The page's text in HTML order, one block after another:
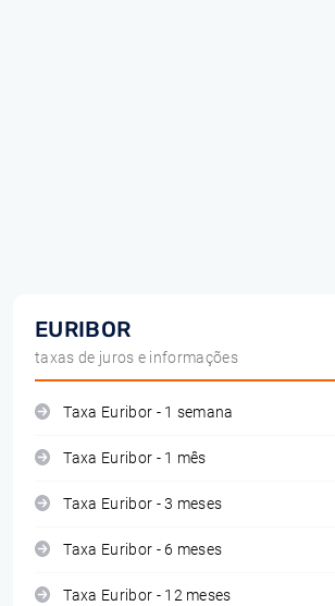
EURIBOR
taxas de juros e informações
Taxa Euribor - 1 semana
Taxa Euribor - 1 mês
Taxa Euribor - 3 meses
Taxa Euribor - 6 meses
Taxa Euribor - 12 meses